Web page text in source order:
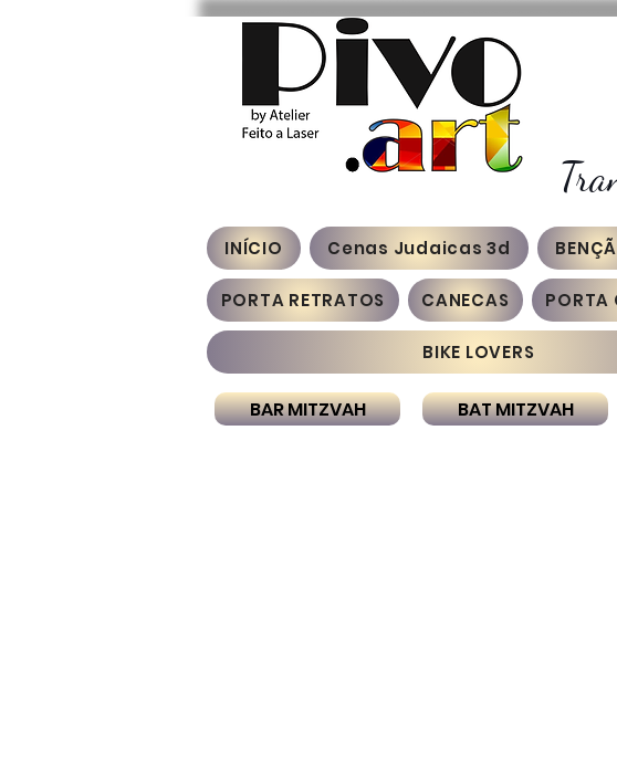
INÍCIO Cenas Judaicas 3d
PORTA RETRATOS CANECAS PORTA
BIKE LOVERS
BAR MITZVAH BAT MITZVAH